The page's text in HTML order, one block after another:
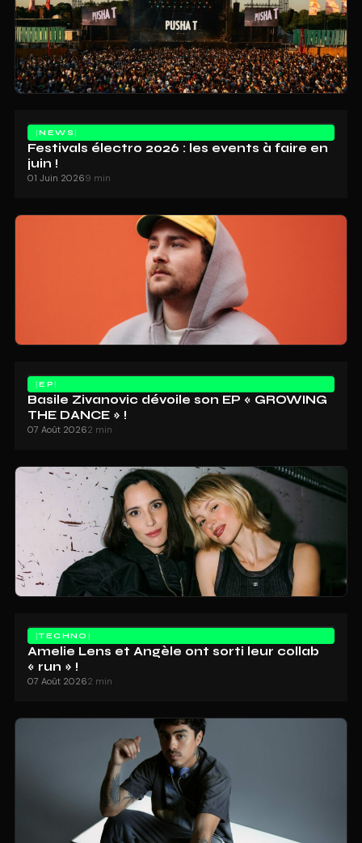
NEWS
Festivals électro 2026 : les events à faire en
juin !
01 Juin 20269 min
EP
Basile Zivanovic dévoile son EP « GROWING
THE DANCE » !
07 Août 20262 min
TECHNO
Amelie Lens et Angèle ont sorti leur collab
« run » !
07 Août 20262 min